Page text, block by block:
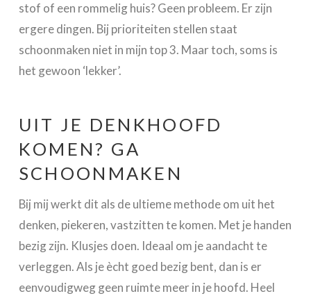
stof of een rommelig huis? Geen probleem. Er zijn
ergere dingen. Bij prioriteiten stellen staat
schoonmaken niet in mijn top 3. Maar toch, soms is
het gewoon ‘lekker’.
UIT JE DENKHOOFD
KOMEN? GA
SCHOONMAKEN
Bij mij werkt dit als de ultieme methode om uit het
denken, piekeren, vastzitten te komen. Met je handen
bezig zijn. Klusjes doen. Ideaal om je aandacht te
verleggen. Als je ècht goed bezig bent, dan is er
eenvoudigweg geen ruimte meer in je hoofd. Heel